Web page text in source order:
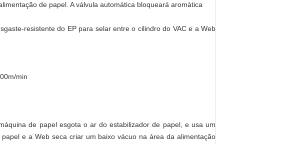
de papel. A válvula automática bloqueará aromàtica
resistente do EP para selar entre o cilindro do VAC e a Web
min
de papel esgota o ar do estabilizador de papel, e usa um
e a Web seca criar um baixo vácuo na área da alimentação